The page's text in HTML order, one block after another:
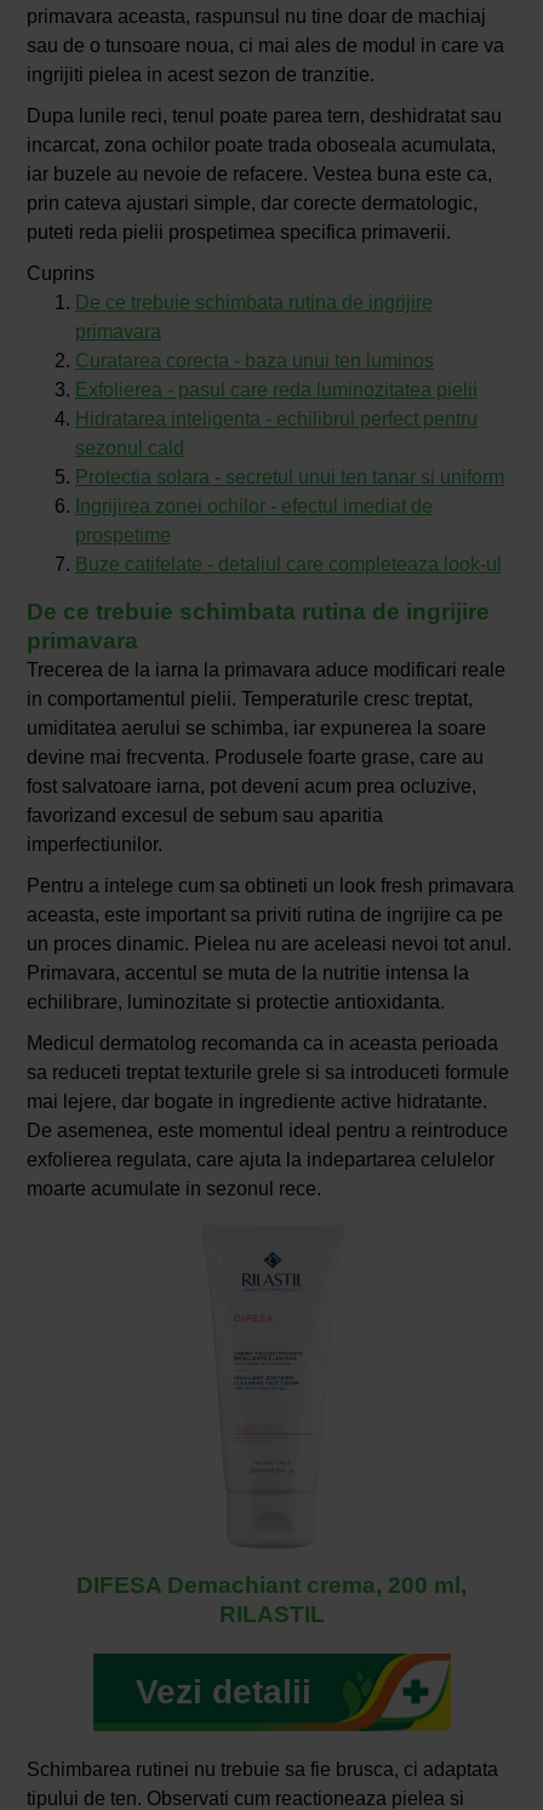
primavara aceasta, raspunsul nu tine doar de machiaj
sau de o tunsoare noua, ci mai ales de modul in care va
ingrijiti pielea in acest sezon de tranzitie.
Dupa lunile reci, tenul poate parea tern, deshidratat sau
incarcat, zona ochilor poate trada oboseala acumulata,
iar buzele au nevoie de refacere. Vestea buna este ca,
prin cateva ajustari simple, dar corecte dermatologic,
puteti reda pielii prospetimea specifica primaverii.
Cuprins
De ce trebuie schimbata rutina de ingrijire
primavara
Curatarea corecta - baza unui ten luminos
Exfolierea - pasul care reda luminozitatea pielii
Hidratarea inteligenta - echilibrul perfect pentru
sezonul cald
Protectia solara - secretul unui ten tanar si uniform
Ingrijirea zonei ochilor - efectul imediat de
prospetime
Buze catifelate - detaliul care completeaza look-ul
De ce trebuie schimbata rutina de ingrijire
primavara
Trecerea de la iarna la primavara aduce modificari reale
in comportamentul pielii. Temperaturile cresc treptat,
umiditatea aerului se schimba, iar expunerea la soare
devine mai frecventa. Produsele foarte grase, care au
fost salvatoare iarna, pot deveni acum prea ocluzive,
favorizand excesul de sebum sau aparitia
imperfectiunilor.
Pentru a intelege cum sa obtineti un look fresh primavara
aceasta, este important sa priviti rutina de ingrijire ca pe
un proces dinamic. Pielea nu are aceleasi nevoi tot anul.
Primavara, accentul se muta de la nutritie intensa la
echilibrare, luminozitate si protectie antioxidanta.
Medicul dermatolog recomanda ca in aceasta perioada
sa reduceti treptat texturile grele si sa introduceti formule
mai lejere, dar bogate in ingrediente active hidratante.
De asemenea, este momentul ideal pentru a reintroduce
exfolierea regulata, care ajuta la indepartarea celulelor
moarte acumulate in sezonul rece.
DIFESA Demachiant crema, 200 ml,
RILASTIL
Vezi detalii
Schimbarea rutinei nu trebuie sa fie brusca, ci adaptata
tipului de ten. Observati cum reactioneaza pielea si